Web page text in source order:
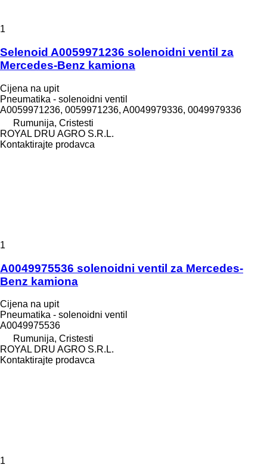
1
Selenoid A0059971236 solenoidni ventil za
Mercedes-Benz kamiona
Cijena na upit
Pneumatika - solenoidni ventil
A0059971236, 0059971236, A0049979336, 0049979336
Rumunija, Cristesti
ROYAL DRU AGRO S.R.L.
Kontaktirajte prodavca
1
A0049975536 solenoidni ventil za Mercedes-
Benz kamiona
Cijena na upit
Pneumatika - solenoidni ventil
A0049975536
Rumunija, Cristesti
ROYAL DRU AGRO S.R.L.
Kontaktirajte prodavca
1